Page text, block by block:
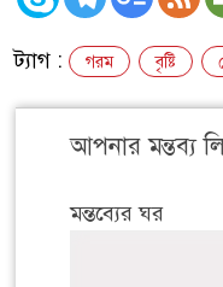
ট্যাগ : গরম বৃষ্টি
আপনার মন্তব্য
মন্তব্যের ঘর